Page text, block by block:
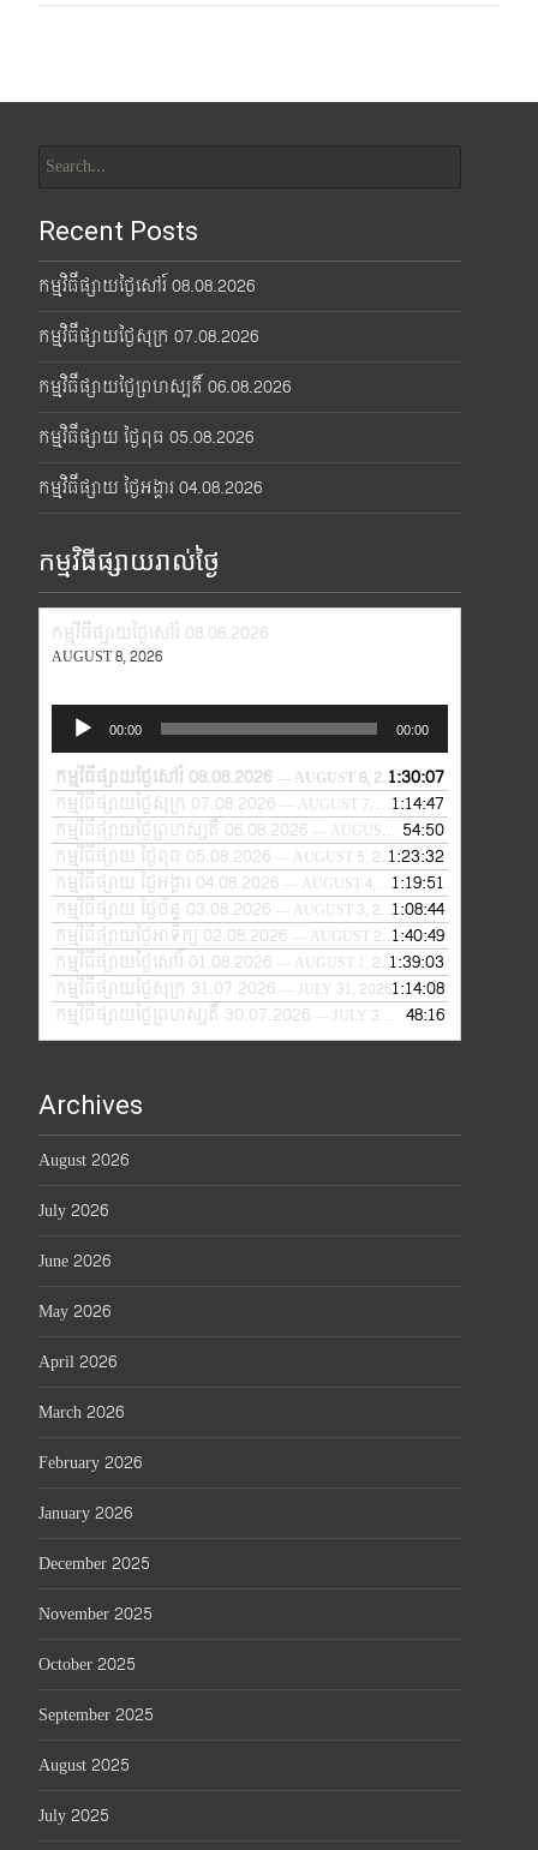
for:
Recent Posts
កម្មវិធីផ្សាយថ្ងៃសៅរ៍ 08.08.2026
កម្មវិធីផ្សាយថ្ងៃសុក្រ 07.08.2026
កម្មវិធីផ្សាយថ្ងៃព្រហស្បតិ៍ 06.08.2026
កម្មវិធីផ្សាយ ថ្ងៃពុធ 05.08.2026
កម្មវិធីផ្សាយ ថ្ងៃអង្គារ 04.08.2026
កម្មវិធីផ្សាយរាល់ថ្ងៃ
កម្មវិធីផ្សាយថ្ងៃសៅរ៍ 08.08.2026
AUGUST 8, 2026
Audio
Player
00:00 00:00
កម្មវិធីផ្សាយថ្ងៃសៅរ៍ 08.08.2026— AUGUST 8, 2026 1:30:07
កម្មវិធីផ្សាយថ្ងៃសុក្រ 07.08.2026
— AUGUST 7, 2026
1:14:47
កម្មវិធីផ្សាយថ្ងៃព្រហស្បតិ៍ 06.08.2026
— AUGUST 6, 2026
54:50
កម្មវិធីផ្សាយ ថ្ងៃពុធ 05.08.2026
— AUGUST 5, 2026 1:23:32
កម្មវិធីផ្សាយ ថ្ងៃអង្គារ 04.08.2026
— AUGUST 4, 2026
1:19:51
កម្មវិធីផ្សាយ ថ្ងៃច័ន្ទ 03.08.2026
— AUGUST 3, 2026 1:08:44
កម្មវិធីផ្សាយថ្ងៃអាទិត្យ 02.08.2026
— AUGUST 2, 2026 1:40:49
កម្មវិធីផ្សាយថ្ងៃសៅរ៍ 01.08.2026
— AUGUST 1, 2026 1:39:03
កម្មវិធីផ្សាយថ្ងៃសុក្រ 31.07.2026
— JULY 31, 20261:14:08
កម្មវិធីផ្សាយថ្ងៃព្រហស្បតិ៍ 30.07.2026
— JULY 30, 2026 48:16
Archives
August 2026
July 2026
June 2026
May 2026
April 2026
March 2026
February 2026
January 2026
December 2025
November 2025
October 2025
September 2025
August 2025
July 2025